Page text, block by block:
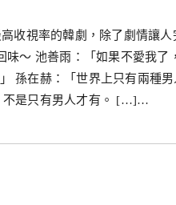
收視率的韓劇，除了劇情讓
～ 池善雨：「如果不愛我了
孫在赫：「世界上只有兩種
不是只有男人才有。 […]…